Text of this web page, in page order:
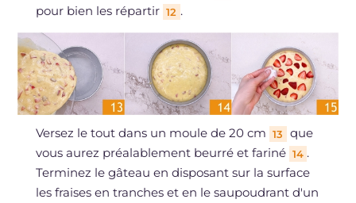
pour bien les répartir 12 .
Versez le tout dans un moule de 20 cm 13
que
vous aurez préalablement beurré et fariné 14 .
Terminez le gâteau en disposant sur la surface
les fraises en tranches et en le saupoudrant d'un